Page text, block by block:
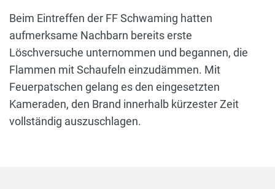
Beim Eintreffen der FF Schwaming hatten
aufmerksame Nachbarn bereits erste
Löschversuche unternommen und begannen, die
Flammen mit Schaufeln einzudämmen. Mit
Feuerpatschen gelang es den eingesetzten
Kameraden, den Brand innerhalb kürzester Zeit
vollständig auszuschlagen.